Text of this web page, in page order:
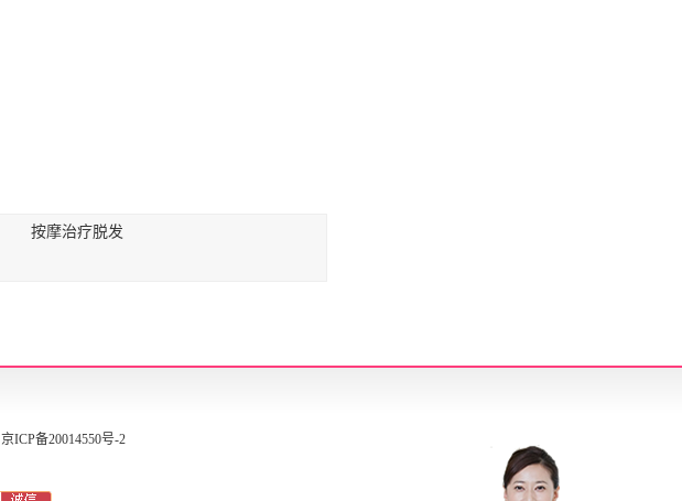
按摩治疗脱发
京ICP备20014550号-2